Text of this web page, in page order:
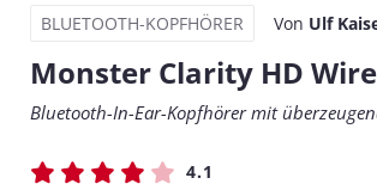
BLUETOOTH-KOPFHÖRER Von Ulf
Monster Clarity HD
Bluetooth-In-Ear-Kopfhörer mit
4.1